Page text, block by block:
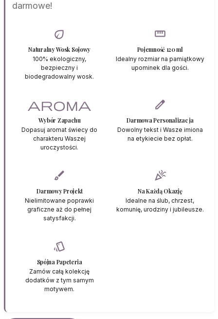
darmowe!
eco
Naturalny Wosk Sojowy
100% ekologiczny,
bezpieczny i
biodegradowalny wosk.
straighten
Pojemność 120 ml
Idealny rozmiar na pamiątkowy
upominek dla gości.
aroma
Wybór Zapachu
Dopasuj aromat świecy do
charakteru Waszej
uroczystości.
edit
Darmowa Personalizacja
Dowolny tekst i Wasze imiona
na etykiecie bez opłat.
brush
Darmowy Projekt
Nielimitowane poprawki
graficzne aż do pełnej
satysfakcji.
celebration
Na Każdą Okazję
Idealne na ślub, chrzest,
komunię, urodziny i jubileusze.
style
Spójna Papeteria
Zamów całą kolekcję
dodatków z tym samym
motywem.